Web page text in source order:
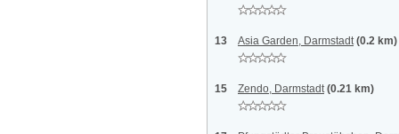
13 Asia Garden, Darmstadt (0.2 km)
15 Zendo, Darmstadt (0.21 km)